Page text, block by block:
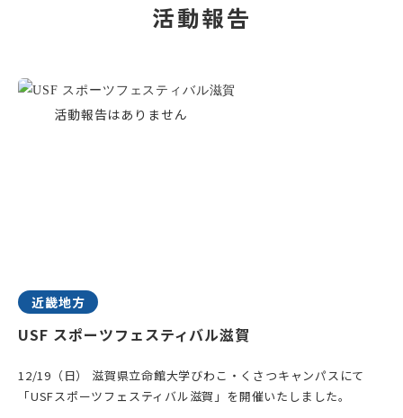
活動報告
近畿地方
USF スポーツフェスティバル滋賀
12/19（日） 滋賀県立命館大学びわこ・くさつキャンパスにて
「USFスポーツフェスティバル滋賀」を開催いたしました。